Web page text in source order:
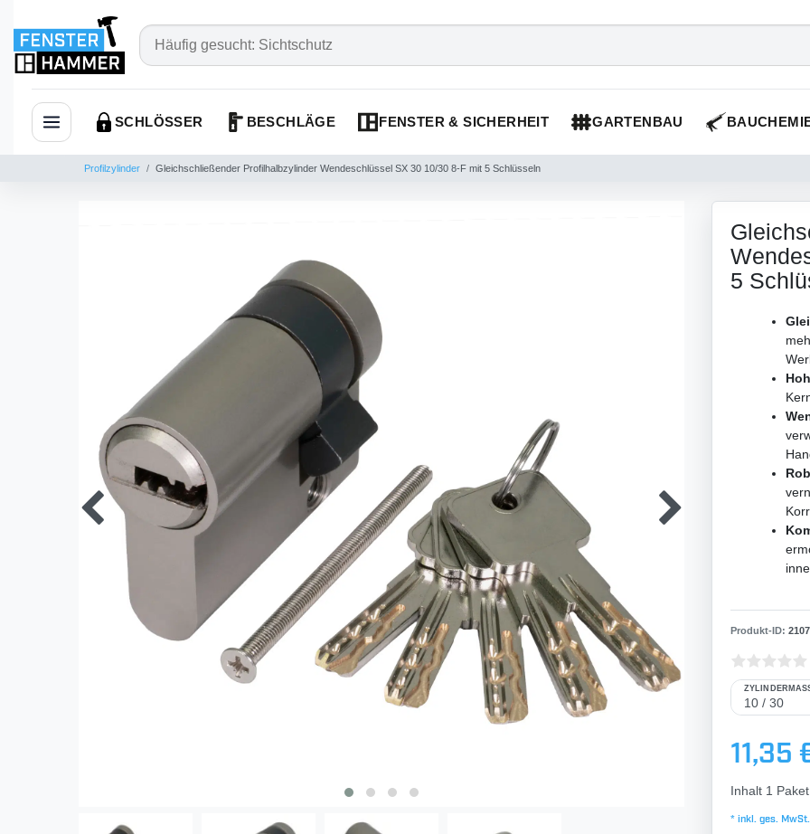
Navigation öffnen
SCHLÖSSER BESCHLÄGE FENSTER & SICHERHEIT GARTENBAU
Profilzylinder Gleichschließender Profilhalbzylinder Wendeschlüssel SX 30 10/30 8-F mit 5 Schlüsseln
5
Produkt-ID: 2107
11,35
Inhalt 1 Paket
* inkl. ges.